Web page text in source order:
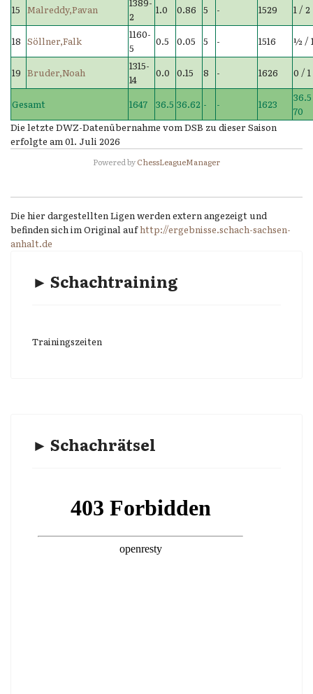
15 Malreddy,Pavan
2
1.0 0.86 5 - 1529 1 / 2
18 Söllner,Falk
1160-
5
0.5 0.05 5 - 1516 ½ /
19 Bruder,Noah
1315-
14
0.0 0.15 8 - 1626 0 / 1
Gesamt 1647 36.5 36.62 - - 1623
70
Die letzte DWZ-Datenübernahme vom DSB zu dieser Saison
erfolgte am 01. Juli 2026
Powered byChessLeagueManager
Die hier dargestellten Ligen werden extern angezeigt und
befinden sich im Original aufhttp://ergebnisse.schach-sachsen-
anhalt.de
► Schachtraining
Trainingszeiten
► Schachrätsel